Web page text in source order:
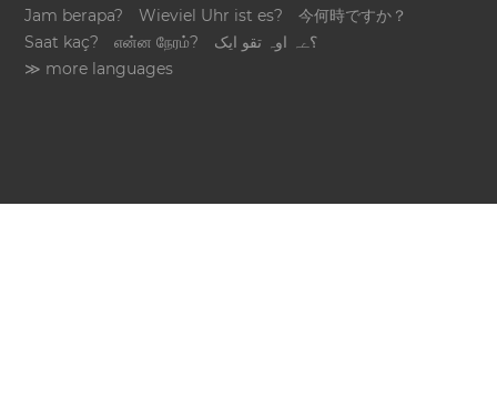
Jam berapa?
Wieviel Uhr ist es?
今何時ですか？
Saat kaç?
என்ன நேரம்?
؟ےہ اوہ تقو ایک
≫ more languages